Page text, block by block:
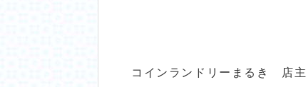
コインランドリーまるき 店主